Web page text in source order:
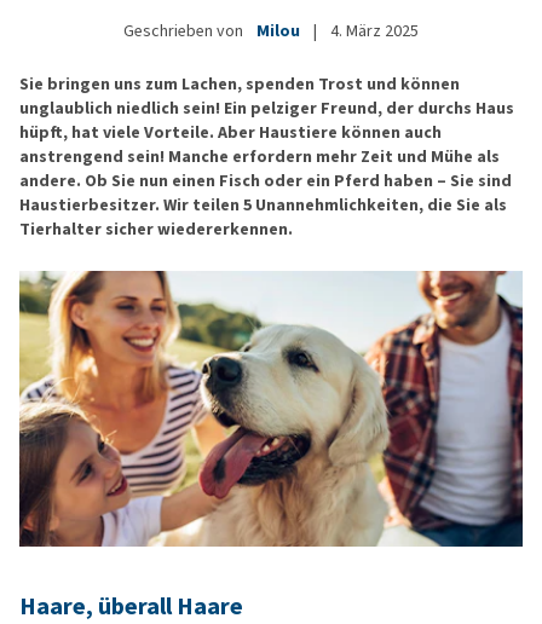
Geschrieben von Milou | 4. März 2025
Sie bringen uns zum Lachen, spenden Trost und können
unglaublich niedlich sein! Ein pelziger Freund, der durchs Haus
hüpft, hat viele Vorteile. Aber Haustiere können auch
anstrengend sein! Manche erfordern mehr Zeit und Mühe als
andere. Ob Sie nun einen Fisch oder ein Pferd haben – Sie sind
Haustierbesitzer. Wir teilen 5 Unannehmlichkeiten, die Sie als
Tierhalter sicher wiedererkennen.
Haare, überall Haare